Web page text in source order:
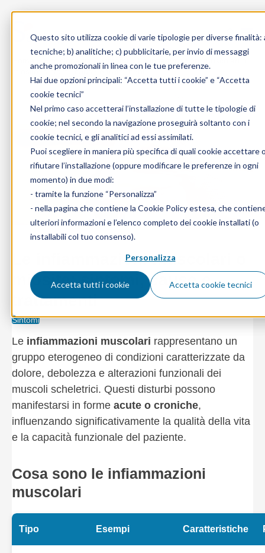
Questo sito utilizza cookie di varie tipologie per diverse finalità:
tecniche; b) analitiche; c) pubblicitarie, per invio di messaggi
anche promozionali in linea con le tue preferenze.
Hai due opzioni principali: “Accetta tutti i cookie” e “Accetta
cookie tecnici”
Nel primo caso accetterai l’installazione di tutte le tipologie di
cookie; nel secondo la navigazione proseguirà soltanto con i
cookie tecnici, e gli analitici ad essi assimilati.
Puoi scegliere in maniera più specifica di quali cookie accettare
rifiutare l’installazione (oppure modificare le preferenze in ogni
momento) in due modi:
- tramite la funzione “Personalizza”
- nella pagina che contiene la Cookie Policy estesa, che
ulteriori informazioni e l’elenco completo dei cookie installati (o
installabili col tuo consenso).
Personalizza
Accetta tutti i cookie Accetta cookie tecnici
miosite: sintomi, cause e trattamenti
Le infiammazioni muscolari o
miosite: sintomi, cause e
trattamenti
Sintomi
Le infiammazioni muscolari rappresentano un
gruppo eterogeneo di condizioni caratterizzate da
dolore, debolezza e alterazioni funzionali dei
muscoli scheletrici. Questi disturbi possono
manifestarsi in forme acute o croniche,
influenzando significativamente la qualità della vita
e la capacità funzionale del paziente.
Cosa sono le infiammazioni
muscolari
Tipo Esempi Caratteristiche